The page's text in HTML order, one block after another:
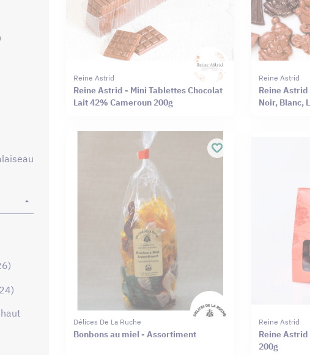
Reine Astrid
Reine Astrid - Mini Tablettes Chocolat
Lait 42% Cameroun 200g
Reine Astrid
Reine
Noir, Blanc,
Délices De La Ruche
Bonbons au miel - Assortiment
Reine Astrid
Reine
200g